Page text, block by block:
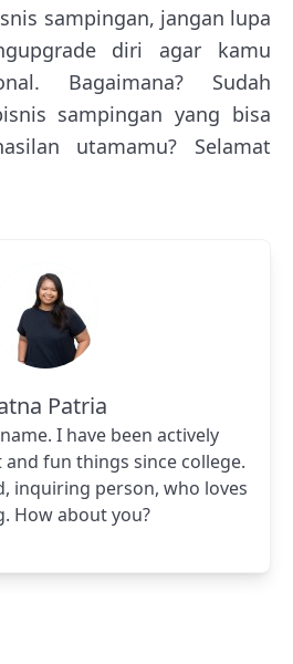
sampingan, jangan lupa
diri agar kamu
Bagaimana? Sudah
sampingan yang bisa
utamamu? Selamat
Patria
I have been actively
fun things since college.
inquiring person, who loves
How about you?